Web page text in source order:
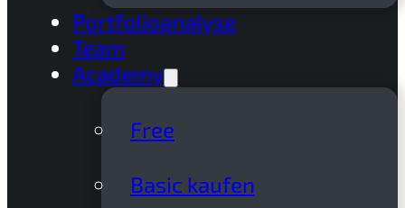
Portfolioanalyse
Team
Academy
Free
Basic kaufen